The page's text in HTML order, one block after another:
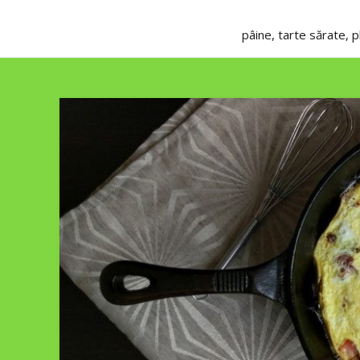
pâine, tarte sărate,